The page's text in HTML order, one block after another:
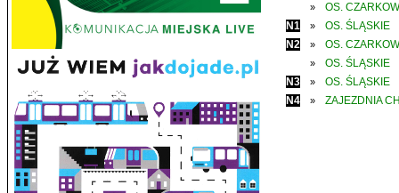
»
OS.
N1
»
OS. ŚLĄSKIE
N2
» OS.
»
OS. ŚLĄSKIE
N3
»
OS. ŚLĄSKIE
N4
» ZAJEZDNIA